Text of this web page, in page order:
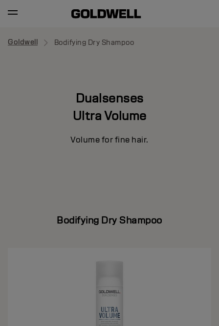
Goldwell Bodifying Dry Shampoo
Dualsenses
Ultra Volume
Volume for fine hair.
Bodifying Dry Shampoo